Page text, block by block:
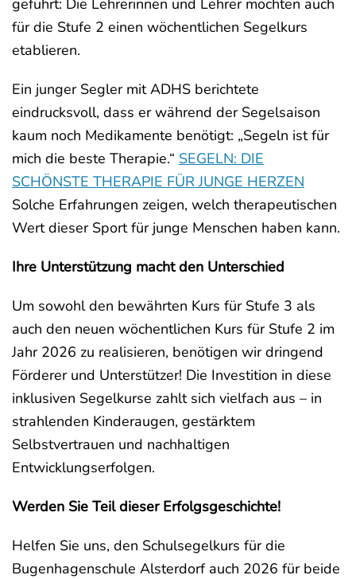
für die Stufe 2 einen wöchentlichen Segelkurs
etablieren.
Ein junger Segler mit ADHS berichtete
eindrucksvoll, dass er während der Segelsaison
kaum noch Medikamente benötigt: „Segeln ist für
mich die beste Therapie.“ SEGELN: DIE
SCHÖNSTE THERAPIE FÜR JUNGE HERZEN
Solche Erfahrungen zeigen, welch therapeutischen
Wert dieser Sport für junge Menschen haben kann.
Ihre Unterstützung macht den Unterschied
Um sowohl den bewährten Kurs für Stufe 3 als
auch den neuen wöchentlichen Kurs für Stufe 2 im
Jahr 2026 zu realisieren, benötigen wir dringend
Förderer und Unterstützer! Die Investition in diese
inklusiven Segelkurse zahlt sich vielfach aus – in
strahlenden Kinderaugen, gestärktem
Selbstvertrauen und nachhaltigen
Entwicklungserfolgen.
Werden Sie Teil dieser Erfolgsgeschichte!
Helfen Sie uns, den Schulsegelkurs für die
Bugenhagenschule Alsterdorf auch 2026 für beide